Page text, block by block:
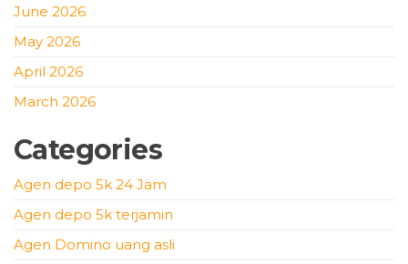
June 2026
May 2026
April 2026
March 2026
Categories
Agen depo 5k 24 Jam
Agen depo 5k terjamin
Agen Domino uang asli